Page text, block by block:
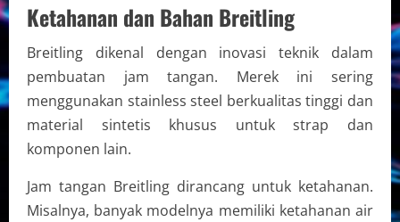
Ketahanan dan Bahan Breitling
Breitling dikenal dengan inovasi teknik dalam
pembuatan jam tangan. Merek ini sering
menggunakan stainless steel berkualitas tinggi dan
material sintetis khusus untuk strap dan
komponen lain.
Jam tangan Breitling dirancang untuk ketahanan.
Misalnya, banyak modelnya memiliki ketahanan air